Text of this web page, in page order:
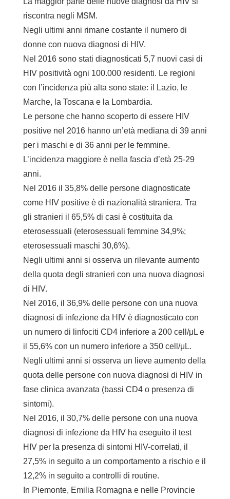
riscontra negli MSM.
Negli ultimi anni rimane costante il numero di
donne con nuova diagnosi di HIV.
Nel 2016 sono stati diagnosticati 5,7 nuovi casi di
HIV positività ogni 100.000 residenti. Le regioni
con l’incidenza più alta sono state: il Lazio, le
Marche, la Toscana e la Lombardia.
Le persone che hanno scoperto di essere HIV
positive nel 2016 hanno un’età mediana di 39 anni
per i maschi e di 36 anni per le femmine.
L’incidenza maggiore è nella fascia d’età 25-29
anni.
Nel 2016 il 35,8% delle persone diagnosticate
come HIV positive è di nazionalità straniera. Tra
gli stranieri il 65,5% di casi è costituita da
eterosessuali (eterosessuali femmine 34,9%;
eterosessuali maschi 30,6%).
Negli ultimi anni si osserva un rilevante aumento
della quota degli stranieri con una nuova diagnosi
di HIV.
Nel 2016, il 36,9% delle persone con una nuova
diagnosi di infezione da HIV è diagnosticato con
un numero di linfociti CD4 inferiore a 200 cell/μL e
il 55,6% con un numero inferiore a 350 cell/μL.
Negli ultimi anni si osserva un lieve aumento della
quota delle persone con nuova diagnosi di HIV in
fase clinica avanzata (bassi CD4 o presenza di
sintomi).
Nel 2016, il 30,7% delle persone con una nuova
diagnosi di infezione da HIV ha eseguito il test
HIV per la presenza di sintomi HIV-correlati, il
27,5% in seguito a un comportamento a rischio e il
12,2% in seguito a controlli di routine.
In Piemonte, Emilia Romagna e nelle Provincie